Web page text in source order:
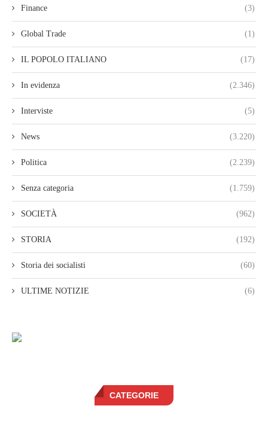
Finance (3)
Global Trade (1)
IL POPOLO ITALIANO (17)
In evidenza (2.346)
Interviste (5)
News (3.220)
Politica (2.239)
Senza categoria (1.759)
SOCIETÀ (962)
STORIA (192)
Storia dei socialisti (60)
ULTIME NOTIZIE (6)
CATEGORIE